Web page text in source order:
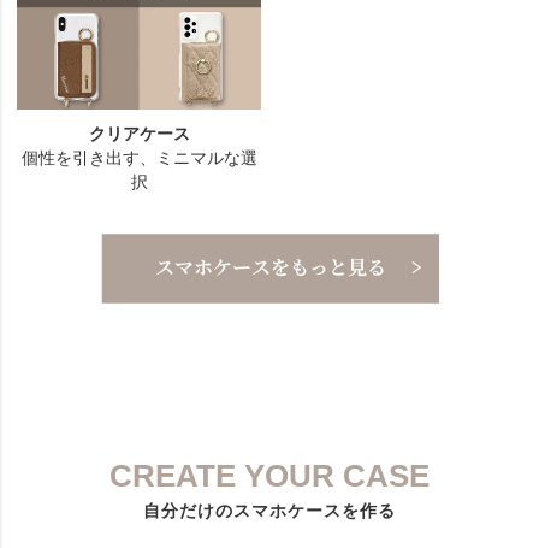
CREATE YOUR CASE
自分だけのスマホケースを作る